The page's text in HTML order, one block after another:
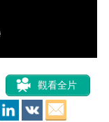
觀看全片